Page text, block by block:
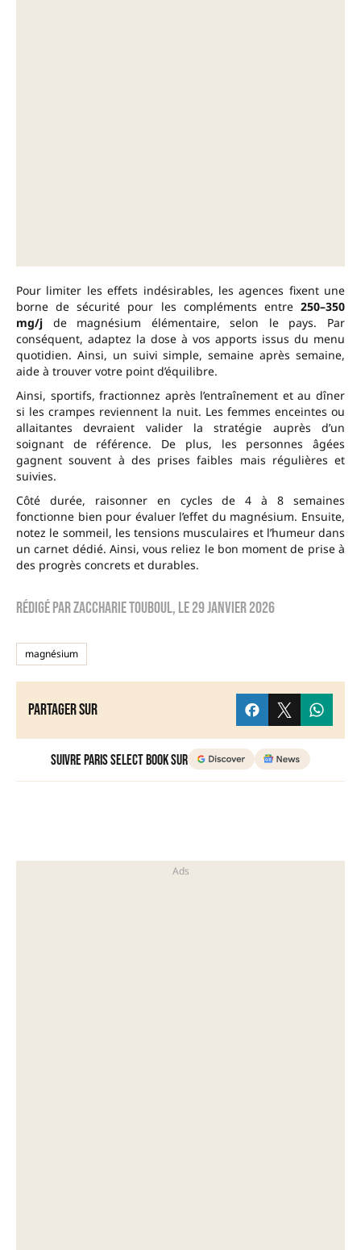
Pour limiter les effets indésirables, les agences fixent une
borne de sécurité pour les compléments entre 250–350
mg/j de magnésium élémentaire, selon le pays. Par
conséquent, adaptez la dose à vos apports issus du menu
quotidien. Ainsi, un suivi simple, semaine après semaine,
aide à trouver votre point d’équilibre.
Ainsi, sportifs, fractionnez après l’entraînement et au dîner
si les crampes reviennent la nuit. Les femmes enceintes ou
allaitantes devraient valider la stratégie auprès d’un
soignant de référence. De plus, les personnes âgées
gagnent souvent à des prises faibles mais régulières et
suivies.
Côté durée, raisonner en cycles de 4 à 8 semaines
fonctionne bien pour évaluer l’effet du magnésium. Ensuite,
notez le sommeil, les tensions musculaires et l’humeur dans
un carnet dédié. Ainsi, vous reliez le bon moment de prise à
des progrès concrets et durables.
Rédigé parzaccharie touboul, le29 janvier 2026
magnésium
Partager sur
Suivre Paris Select Book sur